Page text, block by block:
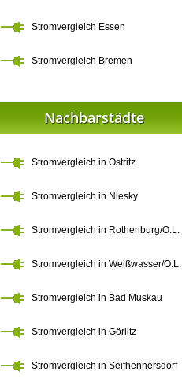
Stromvergleich Essen
Stromvergleich Bremen
Nachbarstädte
Stromvergleich in Ostritz
Stromvergleich in Niesky
Stromvergleich in Rothenburg/O.L.
Stromvergleich in Weißwasser/O.L.
Stromvergleich in Bad Muskau
Stromvergleich in Görlitz
Stromvergleich in Seifhennersdorf